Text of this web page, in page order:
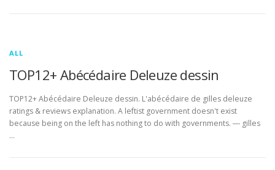
ALL
TOP12+ Abécédaire Deleuze dessin
TOP12+ Abécédaire Deleuze dessin. L'abécédaire de gilles deleuze
ratings & reviews explanation. A leftist government doesn't exist
because being on the left has nothing to do with governments. ― gilles
…